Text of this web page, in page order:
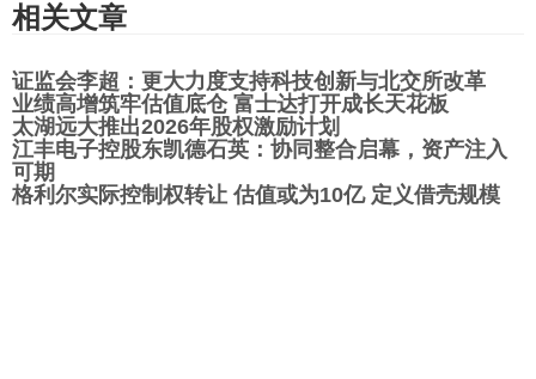
相关文章
证监会李超：更大力度支持科技创新与北交所改革
业绩高增筑牢估值底仓 富士达打开成长天花板
太湖远大推出2026年股权激励计划
江丰电子控股东凯德石英：协同整合启幕，资产注入
可期
格利尔实际控制权转让 估值或为10亿 定义借壳规模